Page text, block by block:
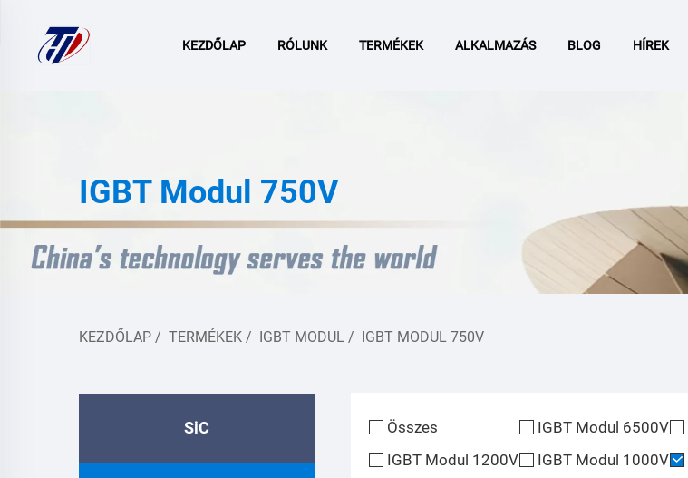
KEZDŐLAP RÓLUNK TERMÉKEK ALKALMAZÁS BLOG HÍREK
IGBT Modul 750V
KEZDŐLAP / TERMÉKEK / IGBT MODUL / IGBT MODUL 750V
SiC Összes IGBT Modul 6500V
IGBT Modul 1200V
IGBT Modul 1000V